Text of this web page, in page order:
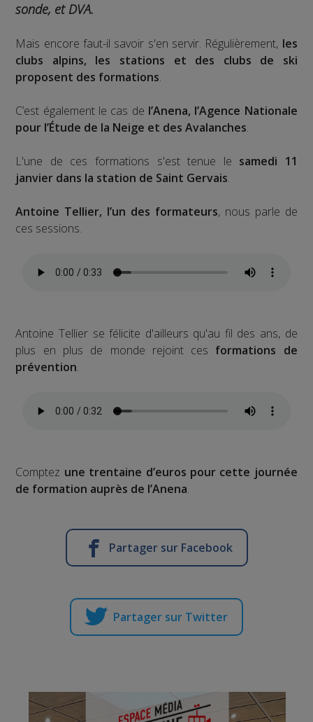
sonde, et DVA.
Mais encore faut-il savoir s'en servir. Régulièrement, les
clubs alpins, les stations et des clubs de ski
proposent des formations.
C’est également le cas de l’Anena, l’Agence Nationale
pour l’Étude de la Neige et des Avalanches.
L'une de ces formations s'est tenue le samedi 11
janvier dans la station de Saint Gervais.
Antoine Tellier, l’un des formateurs, nous parle de
ces sessions.
Antoine Tellier se félicite d'ailleurs qu'au fil des ans, de
plus en plus de monde rejoint ces formations de
prévention.
Comptez une trentaine d’euros pour cette journée
de formation auprès de l’Anena.
Partager sur Facebook
Partager sur Twitter